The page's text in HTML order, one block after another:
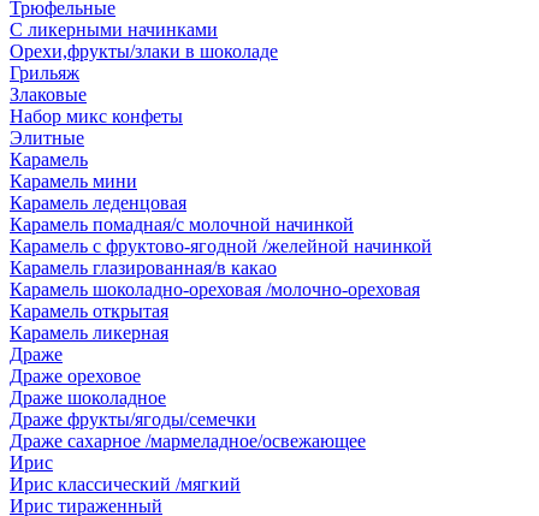
Трюфельные
С ликерными начинками
Орехи,фрукты/злаки в шоколаде
Грильяж
Злаковые
Набор микс конфеты
Элитные
Карамель
Карамель мини
Карамель леденцовая
Карамель помадная/с молочной начинкой
Карамель с фруктово-ягодной /желейной начинкой
Карамель глазированная/в какао
Карамель шоколадно-ореховая /молочно-ореховая
Карамель открытая
Карамель ликерная
Драже
Драже ореховое
Драже шоколадное
Драже фрукты/ягоды/семечки
Драже сахарное /мармеладное/освежающее
Ирис
Ирис классический /мягкий
Ирис тираженный